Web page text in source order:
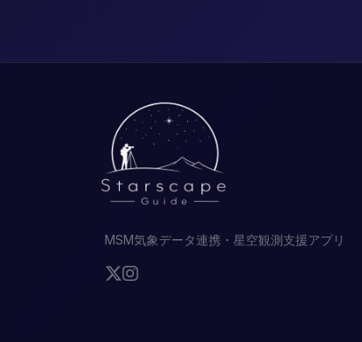
MSM気象データ連携・星空観測支援アプリ